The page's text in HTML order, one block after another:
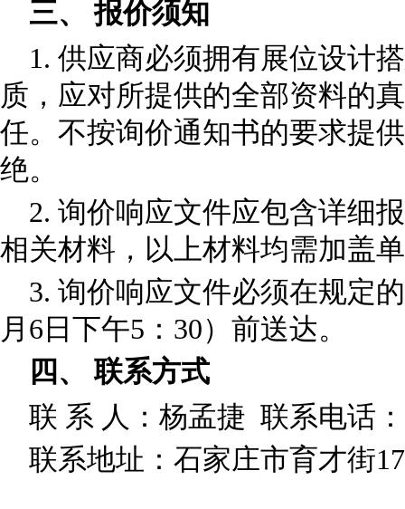
三、 报价须知
1. 供应商必须拥有展位设计
质，应对所提供的全部资料的
任。不按询价通知书的要求提
绝。
2. 询价响应文件应包含详细
相关材料，以上材料均需加盖
3. 询价响应文件必须在规定
月6日下午5：30）前送达。
四、 联系方式
联 系 人：杨孟捷 联系电话：
联系地址：石家庄市育才街